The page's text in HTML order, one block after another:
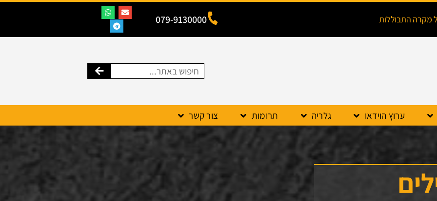
מקרה התבוללות 079-9130000
ערוץ הוידאו גלריה תרומות צור קשר